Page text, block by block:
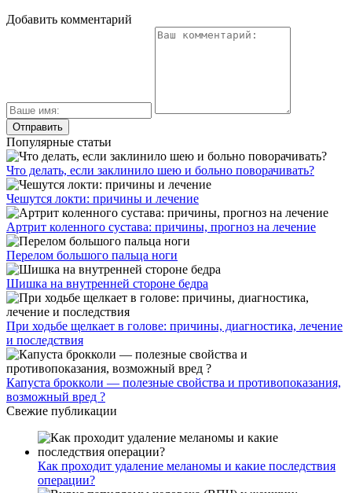
Добавить комментарий
Популярные статьи
Что делать, если заклинило шею и больно поворачивать?
Чешутся локти: причины и лечение
Артрит коленного сустава: причины, прогноз на лечение
Перелом большого пальца ноги
Шишка на внутренней стороне бедра
При ходьбе щелкает в голове: причины, диагностика, лечение
и последствия
Капуста брокколи — полезные свойства и противопоказания,
возможный вред ?
Свежие публикации
Как проходит удаление меланомы и какие последствия
операции?